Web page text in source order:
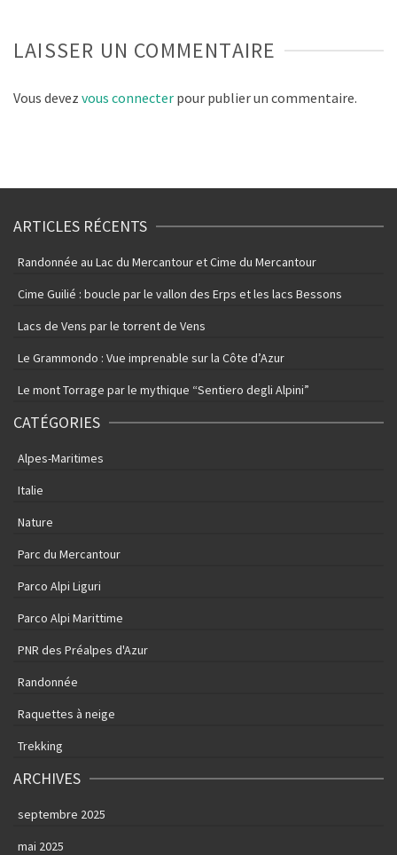
LAISSER UN COMMENTAIRE
Vous devez vous connecter pour publier un commentaire.
ARTICLES RÉCENTS
Randonnée au Lac du Mercantour et Cime du Mercantour
Cime Guilié : boucle par le vallon des Erps et les lacs Bessons
Lacs de Vens par le torrent de Vens
Le Grammondo : Vue imprenable sur la Côte d’Azur
Le mont Torrage par le mythique “Sentiero degli Alpini”
CATÉGORIES
Alpes-Maritimes
Italie
Nature
Parc du Mercantour
Parco Alpi Liguri
Parco Alpi Marittime
PNR des Préalpes d'Azur
Randonnée
Raquettes à neige
Trekking
ARCHIVES
septembre 2025
mai 2025